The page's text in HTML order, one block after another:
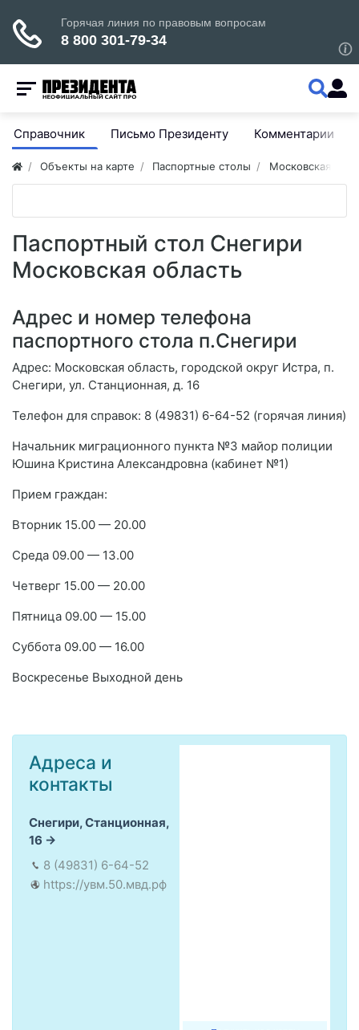
Справочник Письмо Президенту Комментарии
Объекты на карте Паспортные столы Московская
Паспортный стол Снегири
Московская область
Адрес и номер телефона
паспортного стола п.Снегири
Адрес: Московская область, городской округ Истра, п.
Снегири, ул. Станционная, д. 16
Телефон для справок: 8 (49831) 6-64-52 (горячая линия)
Начальник миграционного пункта №3 майор полиции
Юшина Кристина Александровна (кабинет №1)
Прием граждан:
Вторник 15.00 — 20.00
Среда 09.00 — 13.00
Четверг 15.00 — 20.00
Пятница 09.00 — 15.00
Суббота 09.00 — 16.00
Воскресенье Выходной день
Адреса и
контакты
Снегири, Станционная,
16
8 (49831) 6-64-52
https://увм.50.мвд.рф